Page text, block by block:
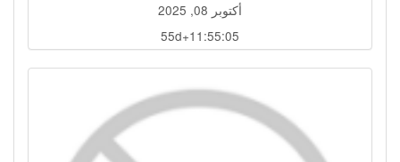
أكتوبر 08, 2025
55d+11:55:04